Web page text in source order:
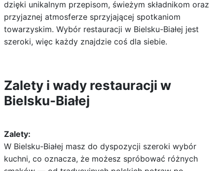
dzięki unikalnym przepisom, świeżym składnikom oraz
przyjaznej atmosferze sprzyjającej spotkaniom
towarzyskim. Wybór restauracji w Bielsku-Białej jest
szeroki, więc każdy znajdzie coś dla siebie.
Zalety i wady restauracji w
Bielsku-Białej
Zalety:
W Bielsku-Białej masz do dyspozycji szeroki wybór
kuchni, co oznacza, że możesz spróbować różnych